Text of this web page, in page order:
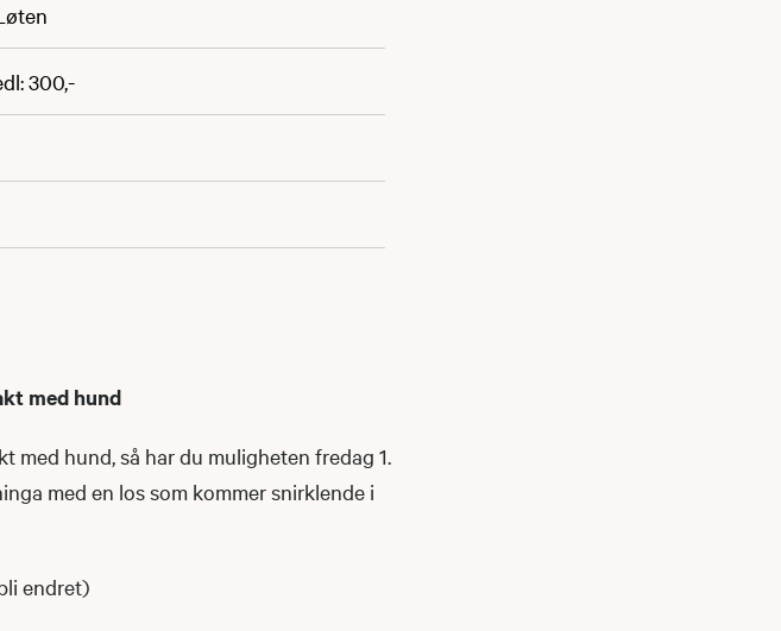
300,-
med hund
med hund, så har du muligheten fredag 1.
med en los som kommer snirklende i
endret)